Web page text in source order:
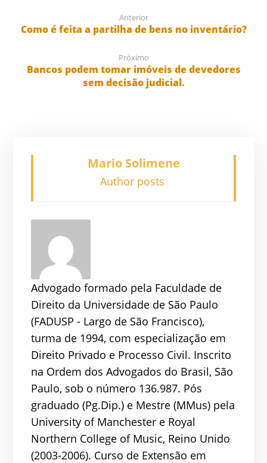
Anterior
Como é feita a partilha de bens no inventário?
Próximo
Bancos podem tomar imóveis de devedores
sem decisão judicial.
Mario Solimene
Author posts
Advogado formado pela Faculdade de
Direito da Universidade de São Paulo
(FADUSP - Largo de São Francisco),
turma de 1994, com especialização em
Direito Privado e Processo Civil. Inscrito
na Ordem dos Advogados do Brasil, São
Paulo, sob o número 136.987. Pós
graduado (Pg.Dip.) e Mestre (MMus) pela
University of Manchester e Royal
Northern College of Music, Reino Unido
(2003-2006). Curso de Extensão em